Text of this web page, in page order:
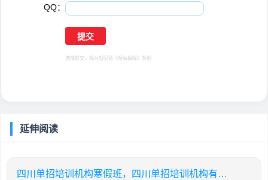
QQ：
选择提交，视为您同意 《隐私保障》 条例
延伸阅读
四川单招培训机构寒假班，四川单招培训机构有哪些